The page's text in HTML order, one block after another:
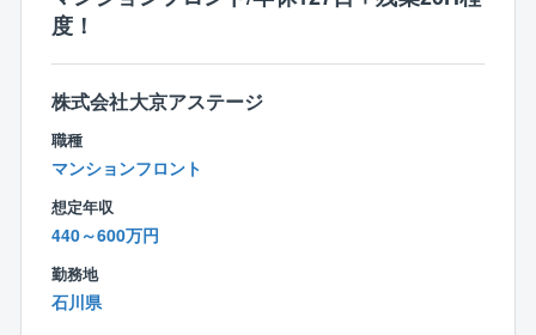
■短時間勤務制度や介護休暇、育児休暇など、介護や育
児支援をはじめ、女性をサポートする制度が充実して
います。
こうした制度を利用しながら、多くの女性社員が生き
生きと活躍しています。
■マンション内のコミュニティ形成のためのイベント提
【魅力ポイント】
■月残業20h程、年休127日、フレックス在宅勤務OKと
ワークライフバランスを整えて就業可能です！
日100％取得必須。
■フレックスを積極活用しており、土日は午前のみ勤務
といった働き方も可能です。
■24hサポートセンター設置で休日の携帯電話OFFを徹
度！
株式会社大京アステージ
職種
マンションフロント
想定年収
440～600万円
勤務地
石川県